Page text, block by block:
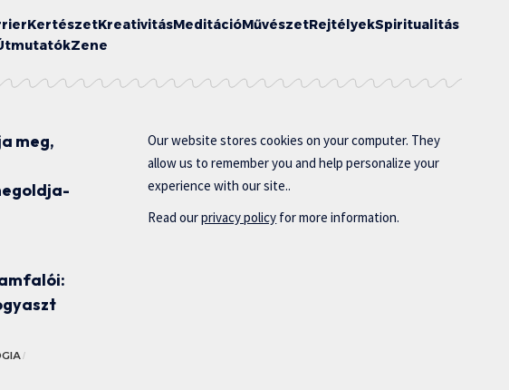
KertészetKreativitásMeditációMűvészetRejtélyekSpiritualitás
Zene
meg,
Our website stores cookies on your computer. They
allow us to remember you and help personalize your
experience with our site..
Read ourprivacy policy for more information.